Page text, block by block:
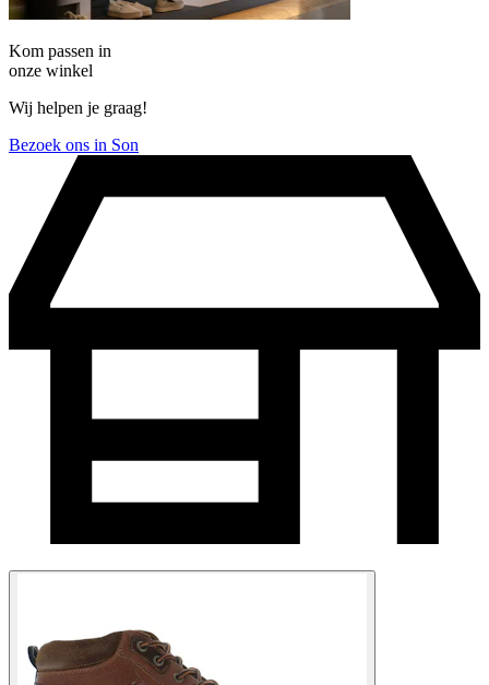
Kom passen in
onze winkel
Wij helpen je graag!
Bezoek ons in Son